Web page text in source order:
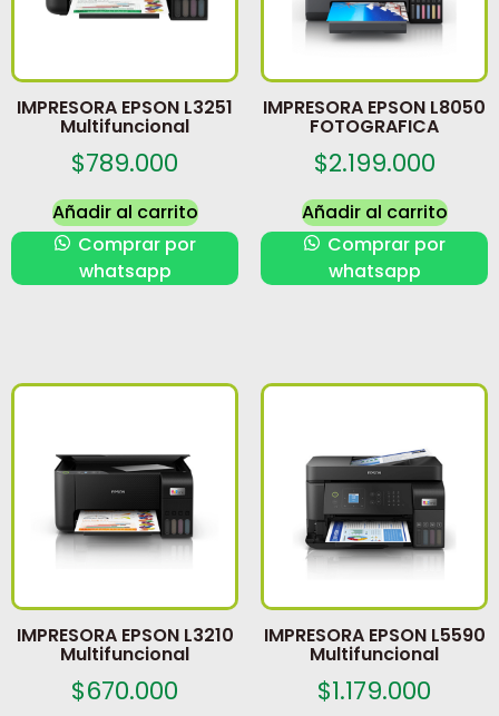
IMPRESORA EPSON L3251
Multifuncional
$789.000
Añadir al carrito
Comprar por
whatsapp
IMPRESORA EPSON L8050
FOTOGRAFICA
$2.199.000
Añadir al carrito
Comprar por
whatsapp
IMPRESORA EPSON L3210
Multifuncional
$670.000
IMPRESORA EPSON L5590
Multifuncional
$1.179.000